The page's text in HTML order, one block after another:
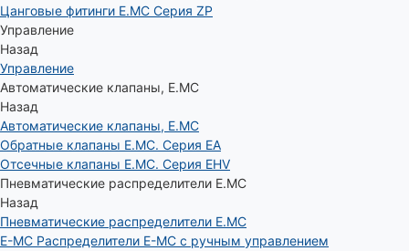
Цанговые фитинги E.MC Серия ZP
Управление
Назад
Управление
Автоматические клапаны, Е.МС
Назад
Автоматические клапаны, Е.МС
Обратные клапаны E.MC. Серия EA
Отсечные клапаны E.MC. Серия EHV
Пневматические распределители E.MC
Назад
Пневматические распределители E.MC
E-MC Распределители E-MC с ручным управлением